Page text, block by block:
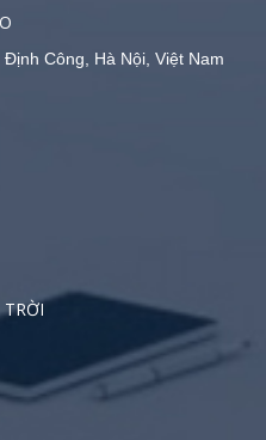
Công, Hà Nội, Việt Nam